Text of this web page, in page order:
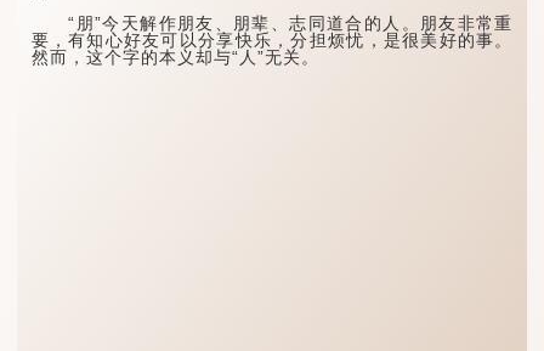
“朋”今天解作朋友、朋辈、志同道合的人。朋友非常重
要，有知心好友可以分享快乐，分担烦忧，是很美好的事。
然而，这个字的本义却与“人”无关。